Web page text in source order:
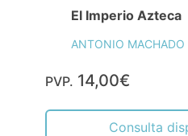
El Imperio Azteca
ANTONIO MACHADO
PVP. 14,00€
Consulta